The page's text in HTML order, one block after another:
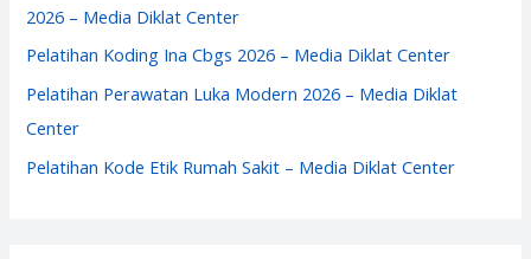
r
2026 – Media Diklat Center
Pelatihan Koding Ina Cbgs 2026 – Media Diklat Center
Pelatihan Perawatan Luka Modern 2026 – Media Diklat
Center
Pelatihan Kode Etik Rumah Sakit – Media Diklat Center